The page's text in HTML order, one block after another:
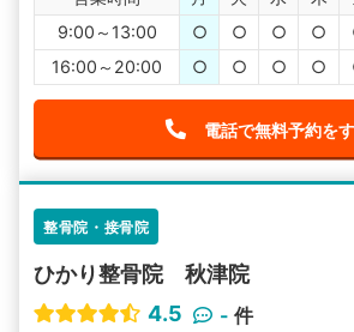
9:00～13:00
○ ○ ○ ○
16:00～20:00
○ ○ ○ ○
電話で無料予約を
整骨院・接骨院
ひかり整骨院 秋津院
4.5
- 件